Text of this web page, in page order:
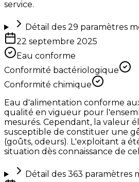
service.
Détail des 29 paramètres
22 septembre 2025
Eau conforme
Conformité bactériologique
Conformité chimique
Eau d'alimentation conforme
qualité en vigueur pour
mesurés. Cependant, la valeur
susceptible de constituer une
(goûts, odeurs). L'exploitant a
situation dès connaissance de
Détail des 363 paramètres